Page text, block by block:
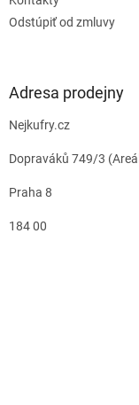
Odstúpiť od zmluvy
Adresa prodejny
Nejkufry.cz
Dopraváků 749/3
Praha 8
184 00